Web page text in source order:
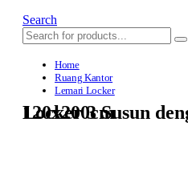
Search
Home
Ruang Kantor
Lemari Locker
Locker 3 Susun dengan tempat sepatu 120x200cm